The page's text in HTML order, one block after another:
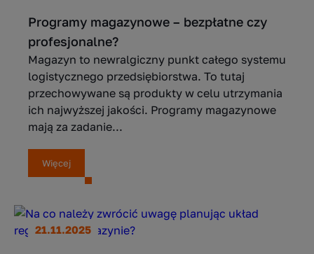
Programy magazynowe – bezpłatne czy
profesjonalne?
Magazyn to newralgiczny punkt całego systemu
logistycznego przedsiębiorstwa. To tutaj
przechowywane są produkty w celu utrzymania
ich najwyższej jakości. Programy magazynowe
mają za zadanie...
Więcej
21.11.2025